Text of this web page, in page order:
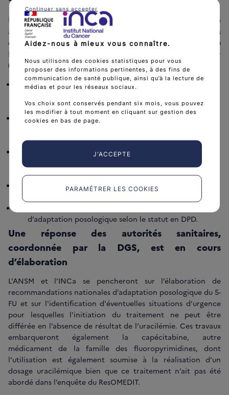
Le ResOMEDIT
a formulé 5 propositions d’action, présentées
à la DGS, à l’Agence nationale de sécurité des médicaments
et des produits de santé (ANSM), à la Délégation au
Numérique en Santé (DNS), à l’Institut national du cancer
(INCa) afin de :
Renforcer les alertes logicielles dans les logiciels
logiciels d’aide à la dispensation.
Faciliter l’accès des professionnels de santé au
partagé (DMP).
Définir les situations d’urgence thérapeutique
justifiant une initiation de traitement par 5-FU sans
résultat d’uracilémie disponible.
Optimiser le circuit du prélèvement pour réduire les
d’adaptation posologique selon le statut en DPD.
Une réponse des autorités sanitaires,
coordonnée par la DGS, est en cours
d’élaboration
L’ANSM et l’INCa se pencheront sur l’élaboration de
recommandations nationales d’adaptation posologique du 5-
FU et sur l'identification d'éventuelles situations d’urgence
pour lesquelles l’initiation du traitement ne peut être
différée en l’absence de résultat de l’uracilémie. Ces travaux
embarqueront également la capécitabine, autre
médicament de la famille des fluoropyrimidines, dont
l’utilisation est également soumise à la réalisation d’un
dosage uracilémique bien que ce traitement n’ait pas été
abordé dans l’enquête du ResOMEDIT.
Aidez-nous à mieux vous connaître.
Nous utilisons des cookies statistiques pour vous
proposer des informations pertinentes, à des fins de
communication de santé publique, ainsi qu’à la lecture de
médias et pour les réseaux sociaux.
Vos choix sont conservés pendant six mois, vous pouvez
les modifier à tout moment en cliquant sur gestion des
cookies en bas de page.
J'ACCEPTE
PARAMÉTRER LES COOKIES
Continuer sans accepter